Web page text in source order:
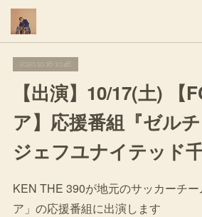
2020.10.16 10:46
【出演】10/17(土) 【
ア】応援番組『ゼル
ジェフユナイテッド
KEN THE 390が地元のサッカーチ
ア」の応援番組に出演します